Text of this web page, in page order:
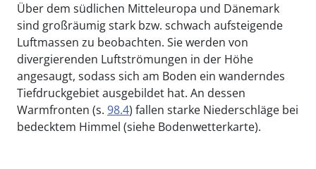
Über dem südlichen Mitteleuropa und Dänemark
sind großräumig stark bzw. schwach aufsteigende
Luftmassen zu beobachten. Sie werden von
divergierenden Luftströmungen in der Höhe
angesaugt, sodass sich am Boden ein wanderndes
Tiefdruckgebiet ausgebildet hat. An dessen
Warmfronten (s. 98.4) fallen starke Niederschläge bei
bedecktem Himmel (siehe Bodenwetterkarte).